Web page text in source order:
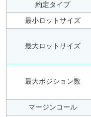
約定タイプ
最小ロットサイズ
最大ロットサイズ
最大ポジション数
マージンコール